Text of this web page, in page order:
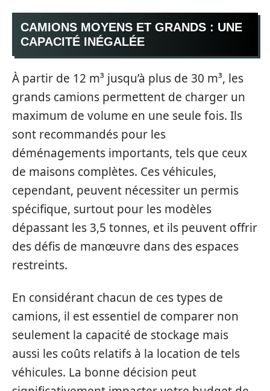
CAMIONS MOYENS ET GRANDS : UNE
CAPACITÉ INÉGALÉE
À partir de 12 m³ jusqu’à plus de 30 m³, les
grands camions permettent de charger un
maximum de volume en une seule fois. Ils
sont recommandés pour les
déménagements importants, tels que ceux
de maisons complètes. Ces véhicules,
cependant, peuvent nécessiter un permis
spécifique, surtout pour les modèles
dépassant les 3,5 tonnes, et ils peuvent offrir
des défis de manœuvre dans des espaces
restreints.
En considérant chacun de ces types de
camions, il est essentiel de comparer non
seulement la capacité de stockage mais
aussi les coûts relatifs à la location de tels
véhicules. La bonne décision peut